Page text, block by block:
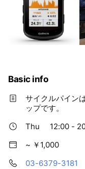
Basic info
サイクルパイン
ップです。
Thu
12:00 -
~ ￥1,000
03-6379-3181